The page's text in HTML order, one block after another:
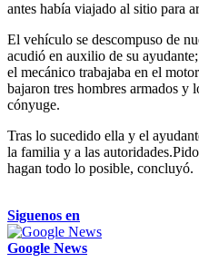
antes había viajado al sitio para
El vehículo se descompuso de
acudió en auxilio de su
el mecánico trabajaba en el
bajaron tres hombres armados y
cónyuge.
Tras lo sucedido ella y el
la familia y a las
hagan todo lo posible, concluyó.
Siguenos en
Google News